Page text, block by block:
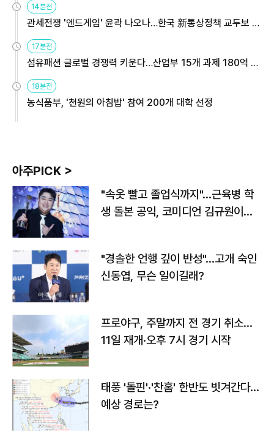
14분전
관세전쟁 '엔드게임' 윤곽 나오나…한국 新통상정책 교두보 활
용해야
17분전
섬유패션 글로벌 경쟁력 키운다…산업부 15개 과제 180억 지
원
18분전
농식품부, '천원의 아침밥' 참여 200개 대학 선정
아주PICK >
"속옷 빨고 졸업식까지"…근육병 학
생 돌본 공익, 코미디언 김규원이었
"경솔한 언행 깊이 반성"…고개 숙인
신동엽, 무슨 일이길래?
프로야구, 주말까지 전 경기 취소…
11일 재개·오후 7시 경기 시작
태풍 '돌핀'·'찬홈' 한반도 빗겨간다…
예상 경로는?